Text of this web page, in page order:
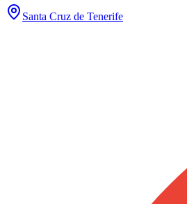
Santa Cruz de Tenerife